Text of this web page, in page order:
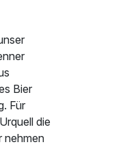
Bier
Für
die
nehmen